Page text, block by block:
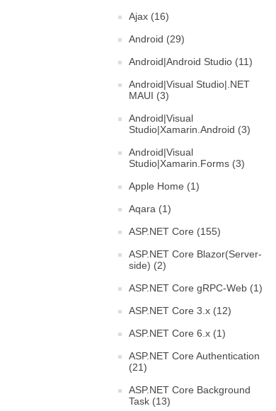
Ajax (16)
Android (29)
Android|Android Studio (11)
Android|Visual Studio|.NET
MAUI (3)
Android|Visual
Studio|Xamarin.Android (3)
Android|Visual
Studio|Xamarin.Forms (3)
Apple Home (1)
Aqara (1)
ASP.NET Core (155)
ASP.NET Core Blazor(Server-
side) (2)
ASP.NET Core gRPC-Web (1)
ASP.NET Core 3.x (12)
ASP.NET Core 6.x (1)
ASP.NET Core Authentication
(21)
ASP.NET Core Background
Task (13)